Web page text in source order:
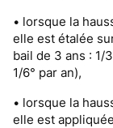
• lorsque la
elle est étalée
bail de 3 ans : 1/
1/6° par an),
• lorsque la
elle est